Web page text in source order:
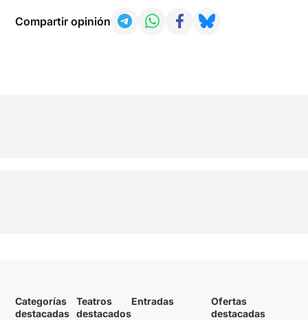
Compartir opinión
Categorías
destacadas
Teatros
destacados
Entradas
Ofertas
destacadas